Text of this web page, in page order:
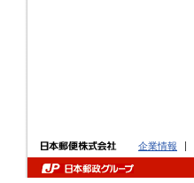
企業情報